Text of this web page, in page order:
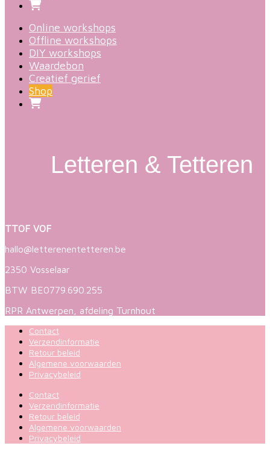
Online workshops
Offline workshops
DIY workshops
Waardebon
Creatief gerief
Shop
Letteren & Tetteren
TTOF VOF
hallo@letterenentetteren.be
2350 Vosselaar
BTW BE0779.690.255
RPR Antwerpen, afdeling Turnhout
Contact
Verzendinformatie
Retour beleid
Algemene voorwaarden
Privacybeleid
Contact
Verzendinformatie
Retour beleid
Algemene voorwaarden
Privacybeleid